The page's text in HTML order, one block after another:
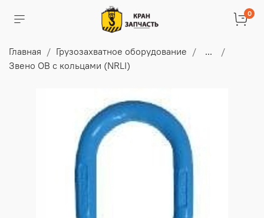
0
Главная Грузозахватное оборудование
...
Звено ОВ с кольцами (NRLI)